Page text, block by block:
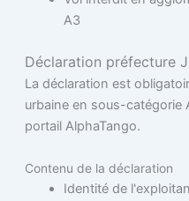
A3
Déclaration préfecture
La déclaration est
urbaine en sous-catégorie
portail AlphaTango.
Contenu de la déclaration
Identité de